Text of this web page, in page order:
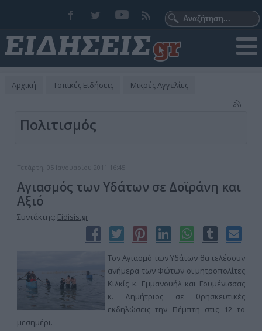
Αρχική Τοπικές Ειδήσεις Μικρές Αγγελίες
Πολιτισμός
Τετάρτη, 05 Ιανουαρίου 2011 16:45
Αγιασμός των Υδάτων σε Δοϊράνη και
Αξιό
Συντάκτης: Eidisis.gr
Τον Αγιασμό των Υδάτων θα τελέσουν
ανήμερα των Φώτων οι μητροπολίτες
Κιλκίς κ. Εμμανουήλ και Γουμένισσας
κ. Δημήτριος σε θρησκευτικές
εκδηλώσεις την Πέμπτη στις 12 το
μεσημέρι.